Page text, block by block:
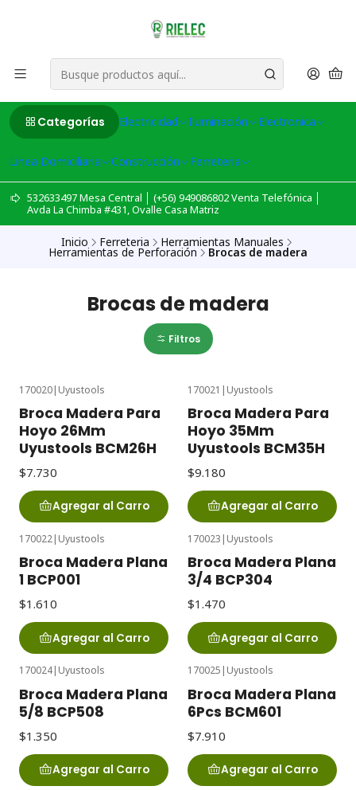
Categorías Electricidad Iluminación Electronica
Linea Domiciliaria Construcción Ferreteria
532633497 Mesa Central │ (+56) 949086802 Venta Telefónica │
Avda La Chimba #431, Ovalle Casa Matriz
Inicio Ferreteria Herramientas Manuales
Herramientas de Perforación Brocas de madera
Brocas de madera
Filtros
170020| Uyustools
Broca Madera Para
Hoyo 26Mm
Uyustools BCM26H
$7.730
Agregar al Carro
170021 | Uyustools
Broca Madera Para
Hoyo 35Mm
Uyustools BCM35H
$9.180
Agregar al Carro
170022| Uyustools
Broca Madera Plana
1 BCP001
$1.610
Agregar al Carro
170023 | Uyustools
Broca Madera Plana
3/4 BCP304
$1.470
Agregar al Carro
170024| Uyustools
Broca Madera Plana
5/8 BCP508
$1.350
Agregar al Carro
170025 | Uyustools
Broca Madera Plana
6Pcs BCM601
$7.910
Agregar al Carro